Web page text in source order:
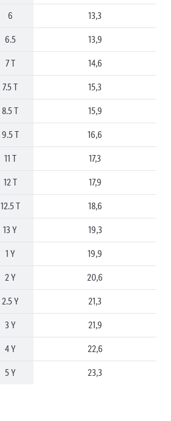
6 13,3
6.5 13,9
7 T 14,6
7.5 T 15,3
8.5 T 15,9
9.5 T 16,6
11 T 17,3
12 T 17,9
12.5 T 18,6
13 Y 19,3
1 Y 19,9
2 Y 20,6
2.5 Y 21,3
3 Y 21,9
4 Y 22,6
5 Y 23,3